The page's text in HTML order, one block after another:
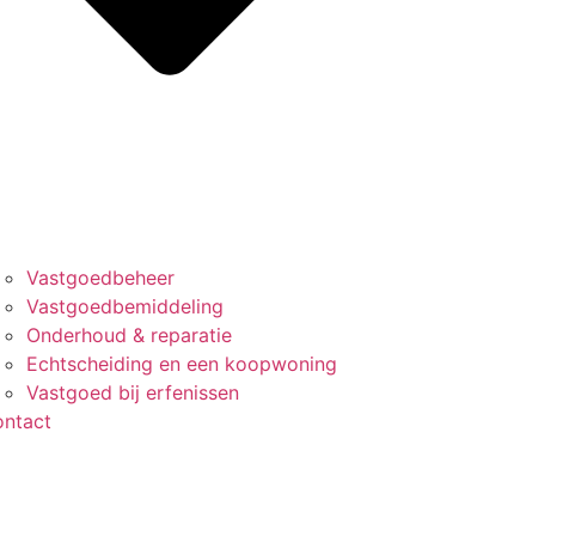
Vastgoedbeheer
Vastgoedbemiddeling
Onderhoud & reparatie
Echtscheiding en een koopwoning
Vastgoed bij erfenissen